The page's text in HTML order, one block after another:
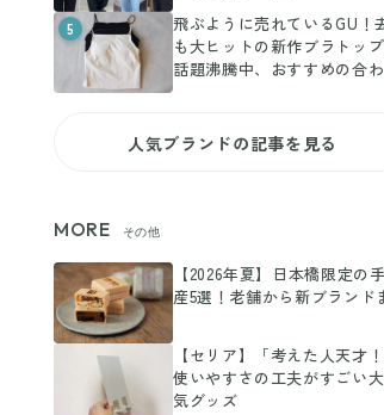
5
飛ぶように売れているGU！
も大ヒットの新作ブラトッ
話題沸騰中、おすすめの合わ
人気ブランドの記事を見る
MORE その他
【2026年夏】日本橋限定の
産5選！老舗から新ブランド
【セリア】「考えた人天才！
使いやすさの工夫がすごい
気グッズ